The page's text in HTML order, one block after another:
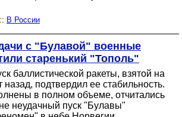
В России
с "Булавой" военные
старенький "Тополь"
баллистической ракеты, взятой на
подтвердил ее стабильность.
в полном объеме, отчитались
неудачный пуск "Булавы"